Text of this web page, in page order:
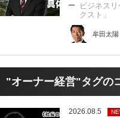
ビジネス
クスト」
牟田太
"オーナー経営"タグの
2026.08.5